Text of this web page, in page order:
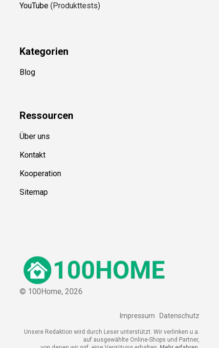
YouTube (Produkttests)
Kategorien
Blog
Ressourcen
Über uns
Kontakt
Kooperation
Sitemap
© 100Home, 2026
Impressum Datenschutz
Unsere Redaktion wird durch Leser unterstützt. Wir verlinken u.a.
auf ausgewählte Online-Shops und Partner,